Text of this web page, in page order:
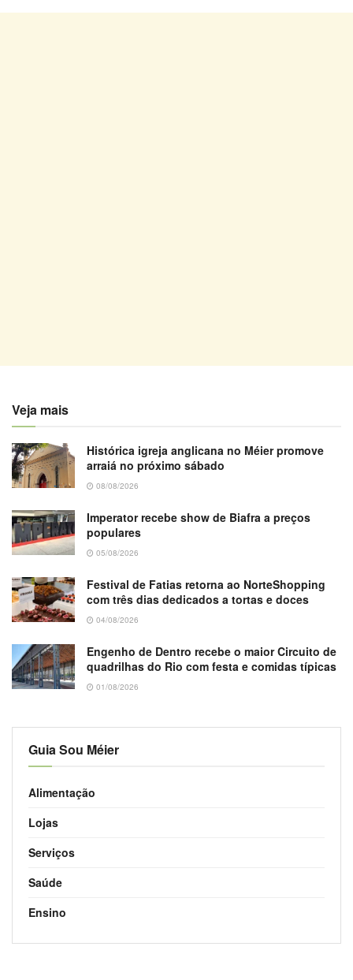
Veja mais
Histórica igreja anglicana no Méier promove
arraiá no próximo sábado
08/08/2026
Imperator recebe show de Biafra a preços
populares
05/08/2026
Festival de Fatias retorna ao NorteShopping
com três dias dedicados a tortas e doces
04/08/2026
Engenho de Dentro recebe o maior Circuito de
quadrilhas do Rio com festa e comidas típicas
01/08/2026
Guia Sou Méier
Alimentação
Lojas
Serviços
Saúde
Ensino